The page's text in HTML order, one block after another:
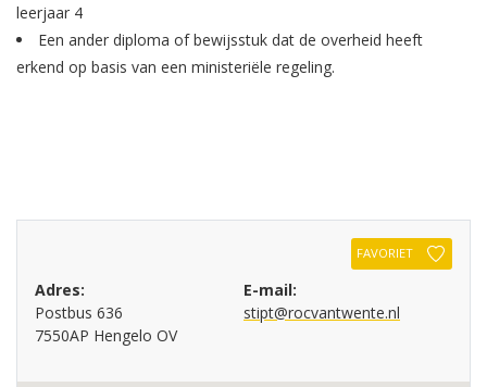
leerjaar 4
Een ander diploma of bewijsstuk dat de overheid heeft
erkend op basis van een ministeriële regeling.
FAVORIET
Adres:
Postbus 636
7550AP Hengelo OV
E-mail:
stipt@rocvantwente.nl